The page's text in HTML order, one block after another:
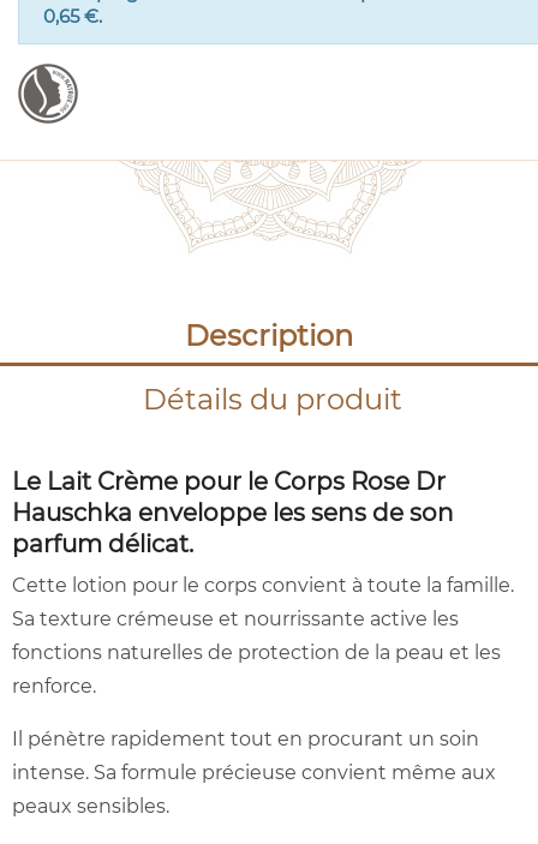
0,65 €.
Description
Détails du produit
Le Lait Crème pour le Corps Rose Dr
Hauschka enveloppe les sens de son
parfum délicat.
Cette lotion pour le corps convient à toute la famille.
Sa texture crémeuse et nourrissante active les
fonctions naturelles de protection de la peau et les
renforce.
Il pénètre rapidement tout en procurant un soin
intense. Sa formule précieuse convient même aux
peaux sensibles.